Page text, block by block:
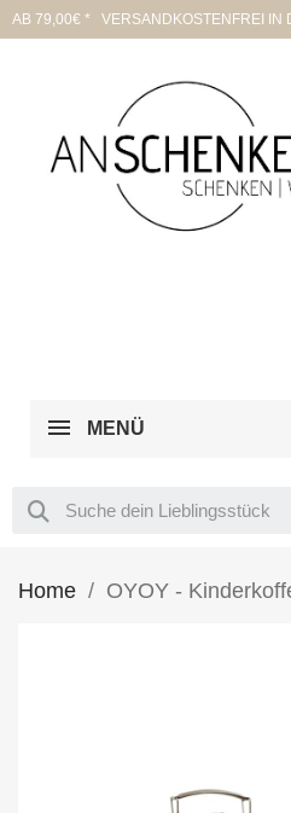
AB 79,00€ * VERSANDKOSTENFREI IN
MENÜ
Home OYOY -